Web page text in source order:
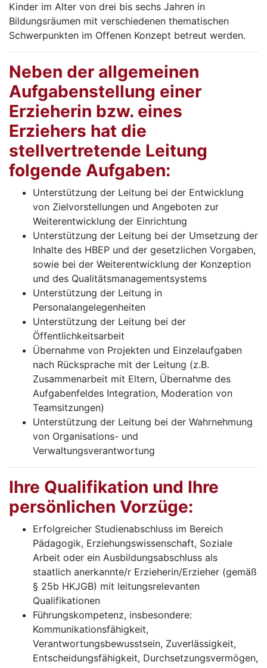
Kinder im Alter von drei bis sechs Jahren in
Bildungsräumen mit verschiedenen thematischen
Schwerpunkten im Offenen Konzept betreut werden.
Neben der allgemeinen
Aufgabenstellung einer
Erzieherin bzw. eines
Erziehers hat die
stellvertretende Leitung
folgende Aufgaben:
Unterstützung der Leitung bei der Entwicklung
von Zielvorstellungen und Angeboten zur
Weiterentwicklung der Einrichtung
Unterstützung der Leitung bei der Umsetzung der
Inhalte des HBEP und der gesetzlichen Vorgaben,
sowie bei der Weiterentwicklung der Konzeption
und des Qualitätsmanagementsystems
Unterstützung der Leitung in
Personalangelegenheiten
Unterstützung der Leitung bei der
Öffentlichkeitsarbeit
Übernahme von Projekten und Einzelaufgaben
nach Rücksprache mit der Leitung (z.B.
Zusammenarbeit mit Eltern, Übernahme des
Aufgabenfeldes Integration, Moderation von
Teamsitzungen)
Unterstützung der Leitung bei der Wahrnehmung
von Organisations- und
Verwaltungsverantwortung
Ihre Qualifikation und Ihre
persönlichen Vorzüge:
Erfolgreicher Studienabschluss im Bereich
Pädagogik, Erziehungswissenschaft, Soziale
Arbeit oder ein Ausbildungsabschluss als
staatlich anerkannte/r Erzieherin/Erzieher (gemäß
§ 25b HKJGB) mit leitungsrelevanten
Qualifikationen
Führungskompetenz, insbesondere:
Kommunikationsfähigkeit,
Verantwortungsbewusstsein, Zuverlässigkeit,
Entscheidungsfähigkeit, Durchsetzungsvermögen,